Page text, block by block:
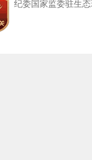
央纪委国家监委驻生